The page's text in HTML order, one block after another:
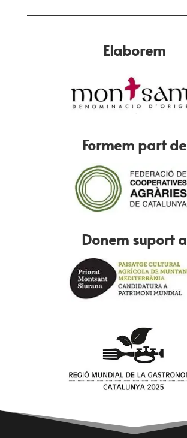
Elaborem
Formem part de
Donem suport a